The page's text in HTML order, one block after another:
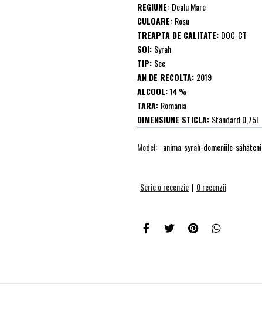
REGIUNE: Dealu Mare
CULOARE: Rosu
TREAPTA DE CALITATE: DOC-CT
SOI: Syrah
TIP: Sec
AN DE RECOLTA: 2019
ALCOOL:14 %
TARA: Romania
DIMENSIUNE STICLA: Standard 0,75L
Model: anima-syrah-domeniile-săhăteni
Scrie o recenzie | 0 recenzii